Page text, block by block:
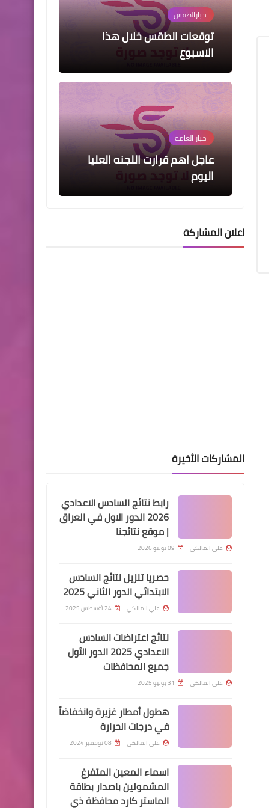
اخبارالطقس
توقعات الطقس خلال هذا
الاسبوع
اخبار العامة
عاجل اهم قرارت اللجنه العليا
اليوم
قطع الاراضي
التردد الجديد لقناة وطن ‏w.tv
اخبارالطقس
اب لم يعد لهاب تقرير مفصل
من الاستاذ صادق عطية
اسماء االرعاية الاجتماعية
توضيح هام حول الحصول على
عن العمل 8 مليون لسكنة
اعلان المشاركة
المشاركات الأخيرة
رابط نتائج السادس الاعدادي
2026 الدور الاول في العراق
| موقع نتائجنا
علي المالكي 09 يوليو 2026
حصريا تنزيل نتائج السادس
الابتدائي الدور الثاني 2025
علي المالكي 24 أغسطس 2025
نتائج اعتراضات السادس
الاعدادي 2025 الدور الأول
جميع المحافظات
علي المالكي 31 يوليو 2025
هطول أمطار غزيرة وانخفاضاً
في درجات الحرارة
علي المالكي 08 نوفمبر 2024
اسماء المعين المتفرغ
المشمولين باصدار بطاقة
الماستر كارد محافظة ذي